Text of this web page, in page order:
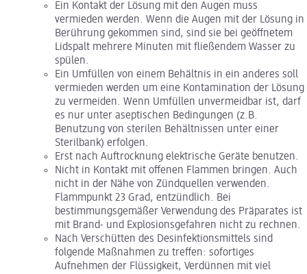
Ein Kontakt der Lösung mit den Augen muss
vermieden werden. Wenn die Augen mit der Lösung in
Berührung gekommen sind, sind sie bei geöffnetem
Lidspalt mehrere Minuten mit fließendem Wasser zu
spülen.
Ein Umfüllen von einem Behältnis in ein anderes soll
vermieden werden um eine Kontamination der Lösung
zu vermeiden. Wenn Umfüllen unvermeidbar ist, darf
es nur unter aseptischen Bedingungen (z.B.
Benutzung von sterilen Behältnissen unter einer
Sterilbank) erfolgen.
Erst nach Auftrocknung elektrische Geräte benutzen.
Nicht in Kontakt mit offenen Flammen bringen. Auch
nicht in der Nähe von Zündquellen verwenden.
Flammpunkt 23 Grad, entzündlich. Bei
bestimmungsgemäßer Verwendung des Präparates ist
mit Brand- und Explosionsgefahren nicht zu rechnen.
Nach Verschütten des Desinfektionsmittels sind
folgende Maßnahmen zu treffen: sofortiges
Aufnehmen der Flüssigkeit, Verdünnen mit viel